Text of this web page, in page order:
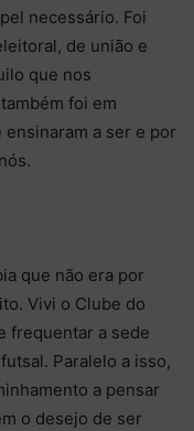
necessário. Foi
de união e
que nos
foi em
a ser e por
que não era por
Vivi o Clube do
frequentar a sede
Paralelo a isso,
a pensar
o desejo de ser